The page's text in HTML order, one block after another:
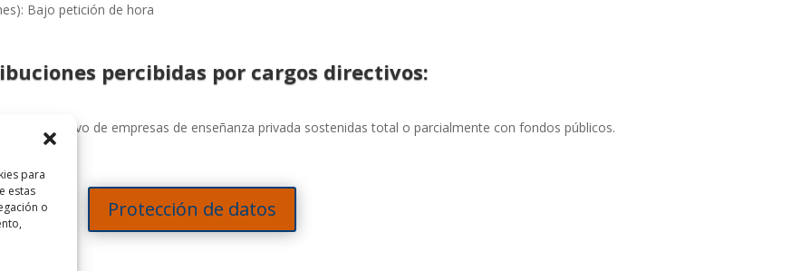
para
estas
o
Bajo petición de hora
percibidas por cargos directivos:
Colectivo de empresas de enseñanza privada sostenidas total o parcialmente con fondos públicos.
Protección de datos